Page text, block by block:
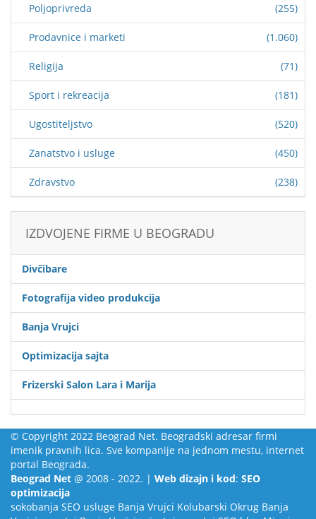
Poljoprivreda (255)
Prodavnice i marketi (1.060)
Religija (71)
Sport i rekreacija (181)
Ugostiteljstvo (520)
Zanatstvo i usluge (450)
Zdravstvo (238)
IZDVOJENE FIRME U BEOGRADU
Divčibare
Fotografija video produkcija
Banja Vrujci
Optimizacija sajta
Frizerski Salon Lara i Marija
© Copyright 2022 Beograd Net. Beogradski adresar firmi
imenik pravnih lica. Sve kompanije na jednom mestu, internet
portal Beograda.
Beograd Net @ 2008 - 2022. | Web dizajn i kod: SEO
optimizacija
sokobanja SEO usluge Banja Vrujci Kolubarski Okrug Banja